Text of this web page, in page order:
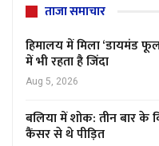
ताजा समाचार
हिमालय में मिला ‘डायमंड
में भी रहता है जिंदा
Aug 5, 2026
बलिया में शोक: तीन बार के
कैंसर से थे पीड़ित